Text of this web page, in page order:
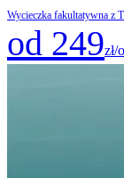
Wycieczka fakultatywna z
od 249zł/